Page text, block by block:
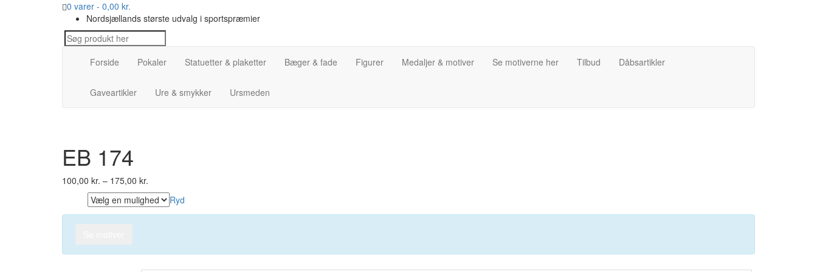
0 varer - 0,00 kr.
Nordsjællands største udvalg i sportspræmier
Forside Pokaler Statuetter & plaketter Bæger & fade Figurer Medaljer & motiver Se motiverne her Tilbud Dåbsartikler
Gaveartikler Ure & smykker Ursmeden
EB 174
100,00 kr. – 175,00 kr.
Ryd